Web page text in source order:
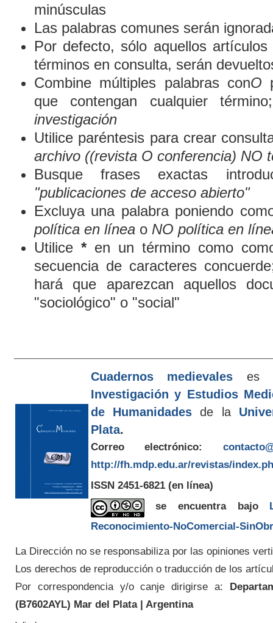
minúsculas
Las palabras comunes serán
Por defecto, sólo aquellos artículos
términos en consulta, serán
Combine múltiples palabras conO
que contengan cualquier
investigación
Utilice paréntesis para crear
archivo ((revista O conferencia) NO
Busque frases exactas
"publicaciones de acceso abierto"
Excluya una palabra poniendo
política en líneao NO política en
Utilice *en un término como
secuencia de caracteres
hará que aparezcan aquellos
"sociológico" o "social"
Cuadernos medievales es
Investigación y Estudios
de Humanidades de la
Plata.
Correo electrónico:
http://fh.mdp.edu.ar/revistas/
ISSN 2451-6821 (en línea)
se encuentra bajo
Reconocimiento-NoComercial-
La Dirección no se responsabiliza por las opiniones
Los derechos de reproducción o traducción de los
Por correspondencia y/o canje dirigirse a:
(B7602AYL) Mar del Plata | Argentina